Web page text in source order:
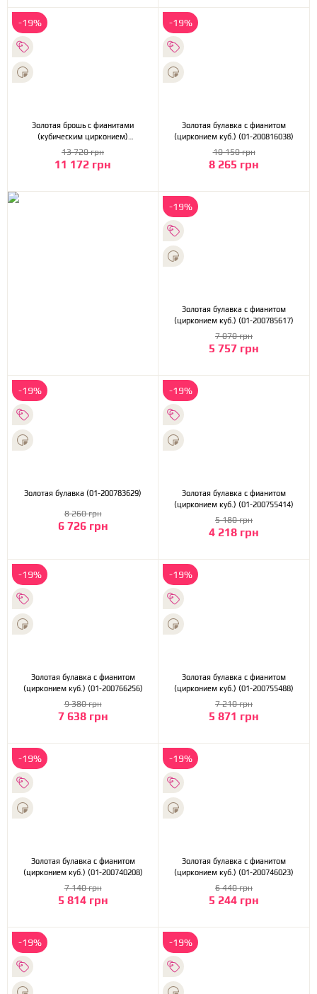
-19%
Золотая брошь с фианитами
(кубическим цирконием)
(1б_бр-001)
11 172 грн
13 720 грн
-19%
Золотая булавка с фианитом
(цирконием куб.) (01-200816038)
8 265 грн
10 150 грн
-19%
Золотая булавка с фианитом
(цирконием куб.) (01-200785617)
5 757 грн
7 070 грн
-19%
Золотая булавка (01-200783629)
6 726 грн
8 260 грн
-19%
Золотая булавка с фианитом
(цирконием куб.) (01-200755414)
4 218 грн
5 180 грн
-19%
Золотая булавка с фианитом
(цирконием куб.) (01-200766256)
7 638 грн
9 380 грн
-19%
Золотая булавка с фианитом
(цирконием куб.) (01-200755488)
5 871 грн
7 210 грн
-19%
Золотая булавка с фианитом
(цирконием куб.) (01-200740208)
5 814 грн
7 140 грн
-19%
Золотая булавка с фианитом
(цирконием куб.) (01-200746023)
5 244 грн
6 440 грн
-19% -19%